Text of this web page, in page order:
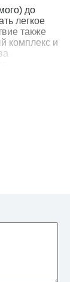
до
легкое
также
комплекс и